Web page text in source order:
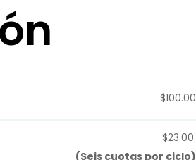
$100.00
$23.00
(Seis cuotas por ciclo)